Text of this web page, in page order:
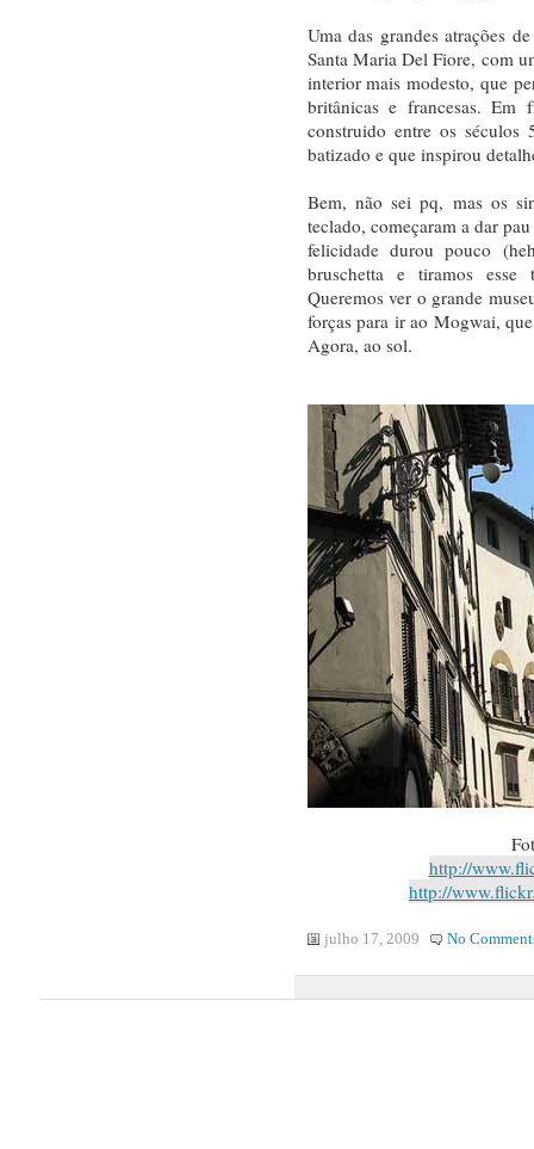
Uma das grandes atrações
Santa Maria Del Fiore, com
interior mais modesto, que
britânicas e francesas.
construido entre os
batizado e que inspirou
Bem, não sei pq, mas os
teclado, começaram a dar
felicidade durou pouco
bruschetta e tiramos esse
Queremos ver o grande
forças para ir ao Mogwai,
Agora, ao sol.
http://
http://
julho 17, 2009 No